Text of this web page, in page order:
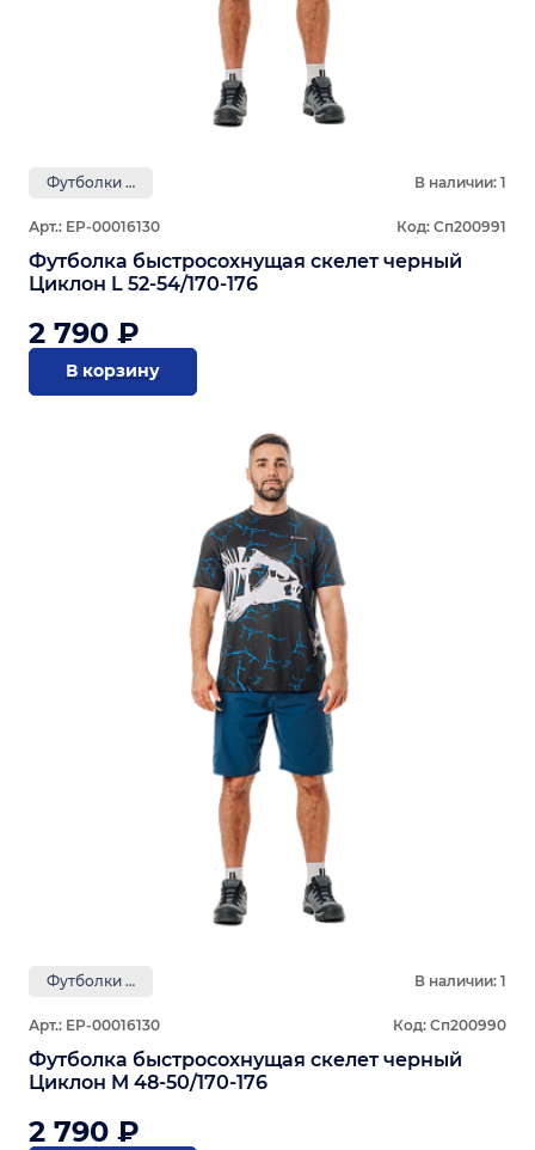
Футболки GRAYLING В наличии: 1
Арт.: ЕР-00016130 Код: Сп200991
Футболка быстросохнущая скелет черный
Циклон L 52-54/170-176
2 790 ₽
В корзину
Футболки GRAYLING В наличии: 1
Арт.: ЕР-00016130 Код: Сп200990
Футболка быстросохнущая скелет черный
Циклон M 48-50/170-176
2 790 ₽